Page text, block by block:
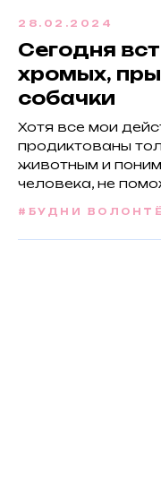
28.02.2024
Сегодня
хромых,
собачки
Хотя все мои
продиктованы
животным и
человека, не
#БУДНИ